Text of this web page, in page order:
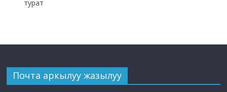
турат
Почта аркылуу жазылуу